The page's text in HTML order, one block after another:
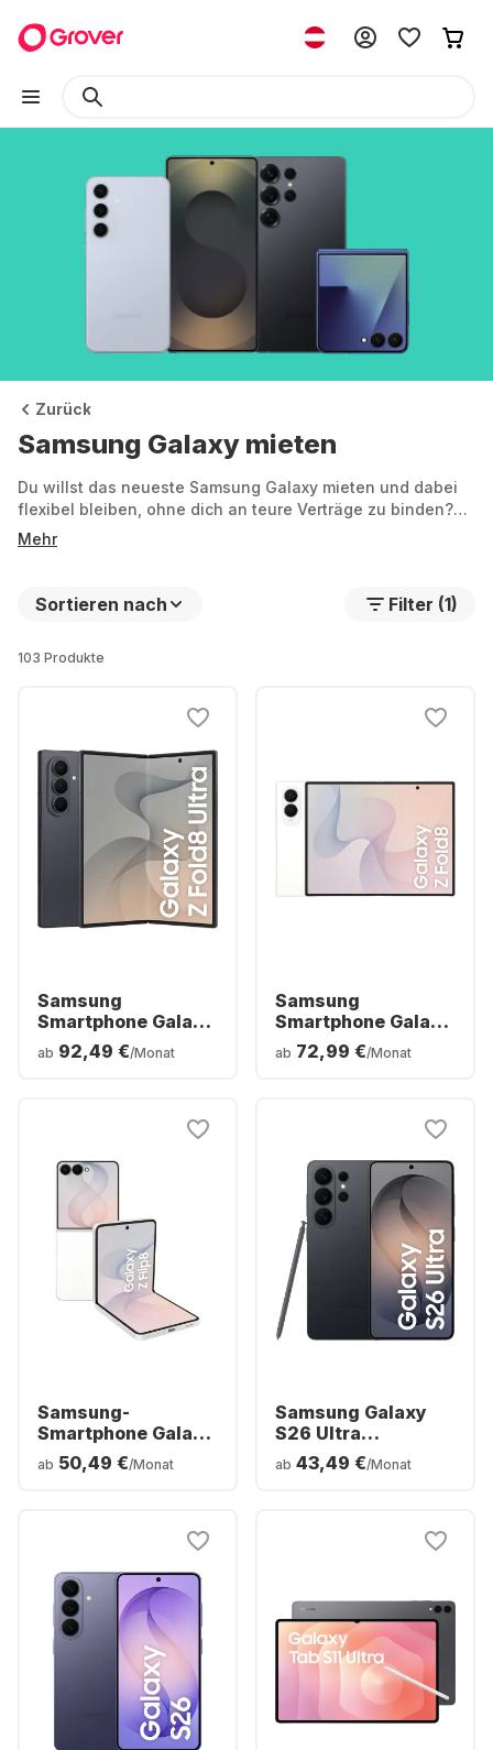
Zurück
Samsung Galaxy mieten
Du willst das neueste Samsung Galaxy mieten und dabei
flexibel bleiben, ohne dich an teure Verträge zu binden?
Dann bist du hier genau richtig. Bei Grover mietest du dein
Smartphone oder Tablet ganz nach deinem Rhythmus.
Mehr
Sortieren nach Filter (1)
103 Produkte
Samsung
Smartphone Galaxy
Z Fold8 Ultra - 12GB
- 256GB - Dual SIM
ab 92,49 €/Monat
Samsung
Smartphone Galaxy
Z Fold8 - 12 GB -
256GB - Dual SIM
ab 72,99 €/Monat
Samsung-
Smartphone Galaxy
Z Flip 8 – 12 GB –
256 GB - Dual SIM
ab 50,49 €/Monat
Samsung Galaxy
S26 Ultra
Smartphone -
256GB - Dual SIM
ab 43,49 €/Monat